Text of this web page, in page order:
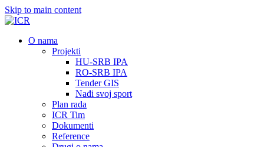
Skip to main content
О nama
Projekti
HU-SRB IPA
RO-SRB IPA
Tender GIS
Nađi svoj sport
Plan rada
ICR Tim
Dokumenti
Reference